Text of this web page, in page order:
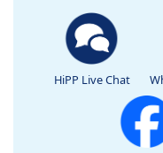
HiPP Live Chat